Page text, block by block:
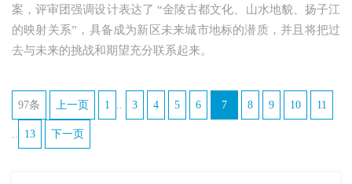
案，评审团强调设计表达了 “金陵古都文化、山水地貌、扬子江
的映射关系”，具备成为新区未来城市地标的潜质，并且将把过
去与未来的挑战和期望充分联系起来。
97条 上一页 1 .. 3 4 5 6 7 8 9 10 11
.. 13 下一页